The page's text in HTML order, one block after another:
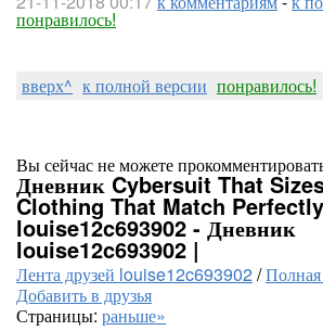
понравилось!
вверх^ к полной версии понравилось!
Вы сейчас не можете
Дневник Cybersuit That
Clothing That Match
louise12c693902 - Дневник
louise12c693902 |
Лента друзей louise12c693902/
Добавить в друзья
Страницы: раньше»